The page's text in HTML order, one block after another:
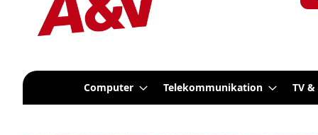
Computer Telekommunikation TV